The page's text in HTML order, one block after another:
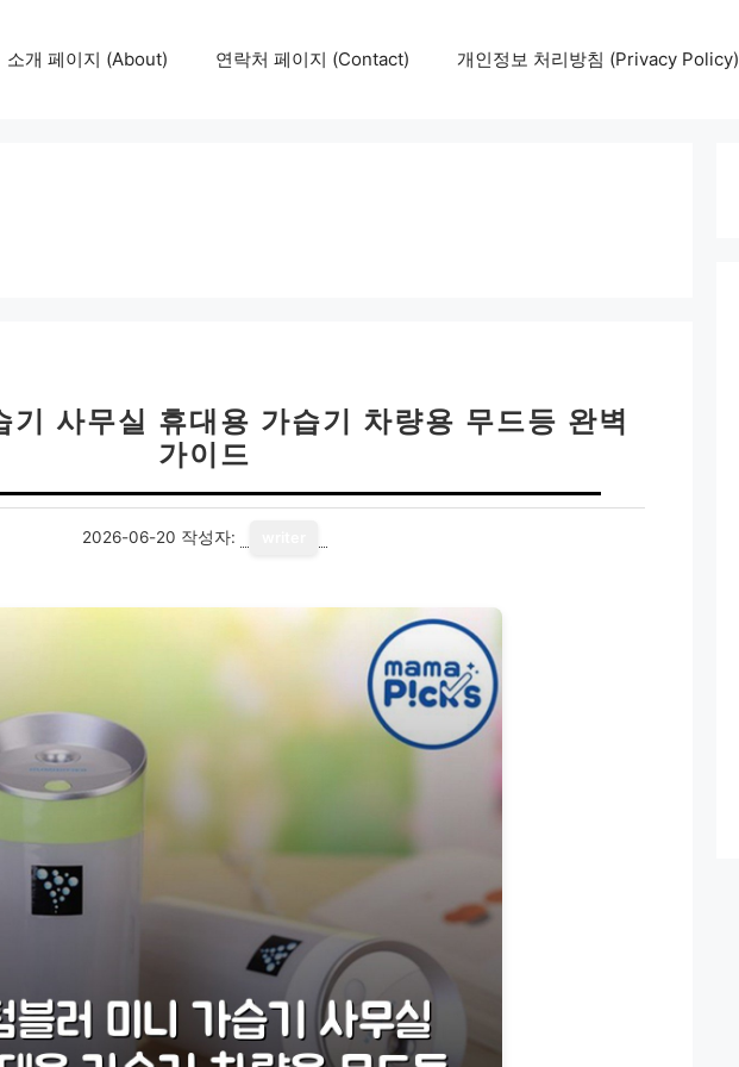
소개 페이지 (About) 연락처 페이지 (Contact) 개인정보 처리방침 (Privacy Policy)
기 사무실 휴대용 가습기 차량용 무드등 완벽
가이드
2026-06-20 작성자: